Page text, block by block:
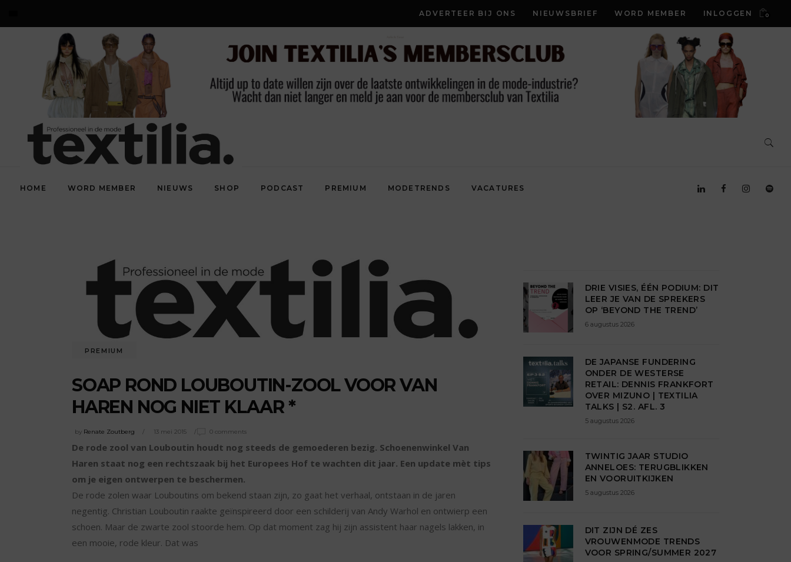
ADVERTEER BIJ ONS NIEUWSBRIEF WORD MEMBER INLOGGEN 0
HOME WORD MEMBER NIEUWS SHOP PODCAST PREMIUM MODETRENDS VACATURES
PREMIUM
SOAP ROND LOUBOUTIN-ZOOL VOOR VAN
HAREN NOG NIET KLAAR *
by Renate Zoutberg 13 mei 2015 0 comments
De rode zool van Louboutin houdt nog steeds de gemoederen bezig. Schoenenwinkel Van
Haren staat nog een rechtszaak bij het Europees Hof te wachten dit jaar. Een update mèt tips
om je eigen ontwerpen te beschermen.
De rode zolen waar Louboutins om bekend staan zijn, zo gaat het verhaal, ontstaan in de jaren
negentig. Christian Louboutin raakte geïnspireerd door een schilderij van Andy Warhol en ontwierp een
schoen. Maar de zwarte zool stoorde hem. Op dat moment zag hij zijn assistent haar nagels lakken, in
een mooie, rode kleur. Dat was
DRIE VISIES, ÉÉN PODIUM: DIT
LEER JE VAN DE SPREKERS
OP ‘BEYOND THE TREND’
6 augustus 2026
DE JAPANSE FUNDERING
ONDER DE WESTERSE
RETAIL: DENNIS FRANKFORT
OVER MIZUNO | TEXTILIA
TALKS | S2. AFL. 3
5 augustus 2026
TWINTIG JAAR STUDIO
ANNELOES: TERUGBLIKKEN
EN VOORUITKIJKEN
5 augustus 2026
DIT ZIJN DÉ ZES
VROUWENMODE TRENDS
VOOR SPRING/SUMMER 2027